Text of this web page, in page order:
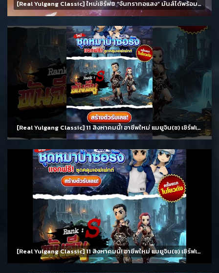
[Real Yulgang Classic] ใหม่เซิร์ฟ8 “จันทราทอแสง” มันส์ได้พร้อมกัน 11 สิงหาคม นี้!!
[Real Yulgang Classic] 11 สิงหาคมนี้! อาชีพใหม่ แมยูจิน(ช) เซิร์ฟเวอร์ 8 จันทราทอแสงและกิจกรรมมากมาย
[Real Yulgang Classic] 11 สิงหาคมนี้! อาชีพใหม่ แมยูจิน(ช) เซิร์ฟเวอร์ 8 จันทราทอแสงและกิจกรรมมากมาย